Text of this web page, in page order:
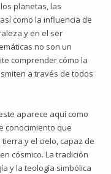
planetas, las
como la influencia de
y en el ser
no son un
comprender cómo la
a través de todos
aparece aquí como
conocimiento que
y el cielo, capaz de
cósmico. La tradición
y la teología simbólica